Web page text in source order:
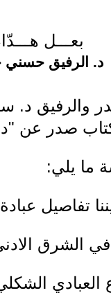
بعـــل
د. الرفيق حسني
والرفيق
صدر عن "دار
ما يلي:
عبادة
في الشرق
العبادي